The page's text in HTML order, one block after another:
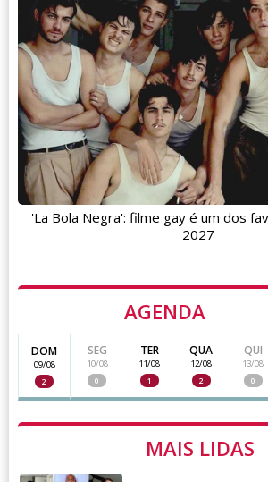
AGENDA
DOM
09/08
2
SEG
10/08
0
TER
11/08
1
QUA
12/08
2
QUI
13/08
0
MAIS LIDAS
'La Bola Negra': filme gay é um dos
2027